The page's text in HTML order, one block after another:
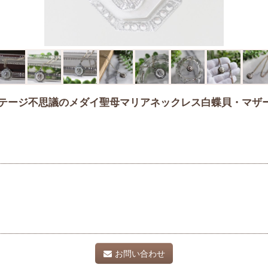
ジ不思議のメダイ聖母マリアネックレス白蝶貝・マザ
お問い合わせ